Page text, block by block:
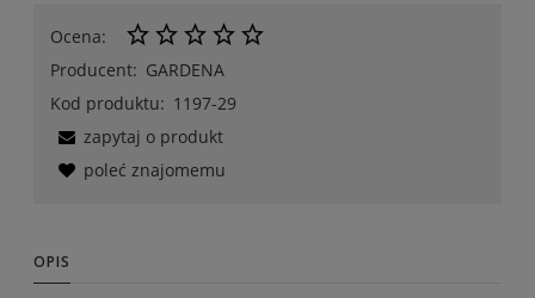
Ocena:
Producent: GARDENA
Kod produktu: 1197-29
zapytaj o produkt
poleć znajomemu
OPIS